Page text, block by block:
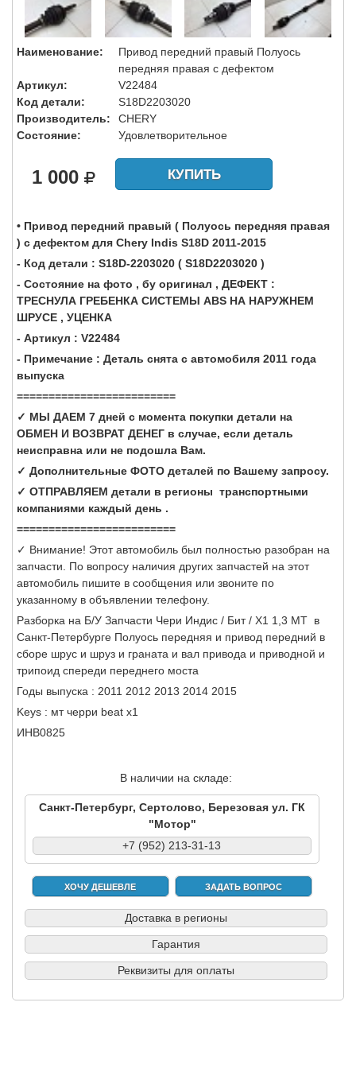
Наименование:
Привод передний правый Полуось
передняя правая с дефектом
Артикул:
V22484
Код детали:
S18D2203020
Производитель:
CHERY
Состояние:
Удовлетворительное
1 000 КУПИТЬ
• Привод передний правый ( Полуось передняя правая
) с дефектом для Chery Indis S18D 2011-2015
- Код детали : S18D-2203020 ( S18D2203020 )
- Состояние на фото , бу оригинал , ДЕФЕКТ :
ТРЕСНУЛА ГРЕБЕНКА СИСТЕМЫ ABS НА НАРУЖНЕМ
ШРУСЕ , УЦЕНКА
- Артикул : V22484
- Примечание : Деталь снята с автомобиля 2011 года
выпуска
=========================
✓ МЫ ДАЕМ 7 дней с момента покупки детали на
ОБМЕН И ВОЗВРАТ ДЕНЕГ в случае, если деталь
неисправна или не подошла Вам.
✓ Дополнительные ФОТО деталей по Вашему запросу.
✓ ОТПРАВЛЯЕМ детали в регионы транспортными
компаниями каждый день .
=========================
✓ Внимание! Этот автомобиль был полностью разобран на
запчасти. По вопросу наличия других запчастей на этот
автомобиль пишите в сообщения или звоните по
указанному в объявлении телефону.
Разборка на Б/У Запчасти Чери Индис / Бит / Х1 1,3 МТ в
Санкт-Петербурге Полуось передняя и привод передний в
сборе шрус и шруз и граната и вал привода и приводной и
трипоид спереди переднего моста
Годы выпуска : 2011 2012 2013 2014 2015
Keys : мт черри beat x1
ИНВ0825
В наличии на складе:
Санкт-Петербург, Сертолово, Березовая ул. ГК
"Мотор"
+7 (952) 213-31-13
ХОЧУ ДЕШЕВЛЕ ЗАДАТЬ ВОПРОС
Доставка в регионы
Гарантия
Реквизиты для оплаты